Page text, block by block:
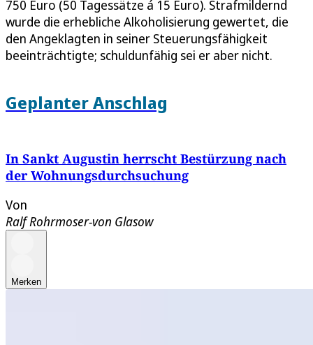
750 Euro (50 Tagessätze á 15 Euro). Strafmildernd
wurde die erhebliche Alkoholisierung gewertet, die
den Angeklagten in seiner Steuerungsfähigkeit
beeinträchtigte; schuldunfähig sei er aber nicht.
Geplanter Anschlag
In Sankt Augustin herrscht Bestürzung nach
der Wohnungsdurchsuchung
Von
Ralf Rohrmoser-von Glasow
Merken